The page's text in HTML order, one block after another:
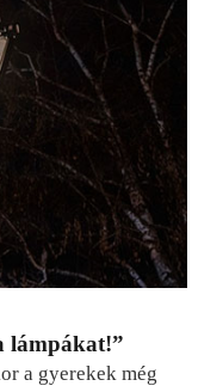
lámpákat!”
a gyerekek még